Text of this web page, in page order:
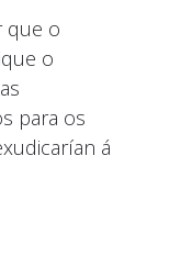
que o
o
para os
á